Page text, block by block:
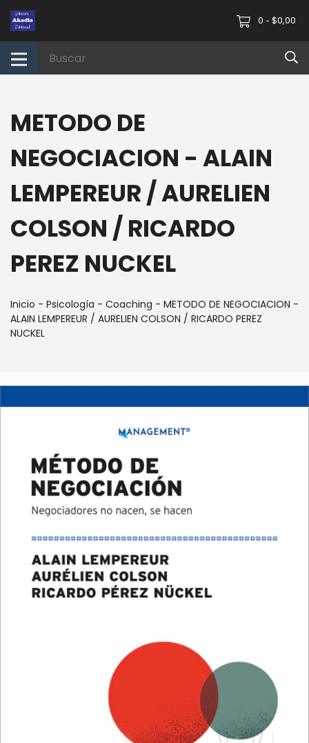
0 - $0,00
METODO DE
NEGOCIACION - ALAIN
LEMPEREUR / AURELIEN
COLSON / RICARDO
PEREZ NUCKEL
Inicio - Psicología - Coaching - METODO DE NEGOCIACION -
ALAIN LEMPEREUR / AURELIEN COLSON / RICARDO PEREZ
NUCKEL